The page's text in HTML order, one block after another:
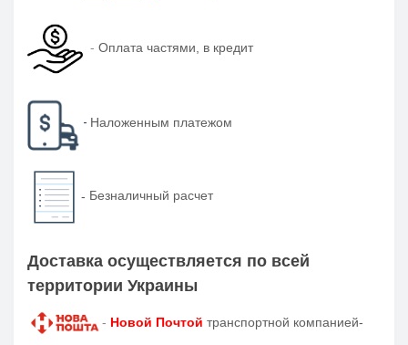
- Оплата частями, в кредит
- Наложенным платежом
- Безналичный расчет
Доставка осуществляется по всей
территории Украины
- Новой Почтой транспортной компанией-